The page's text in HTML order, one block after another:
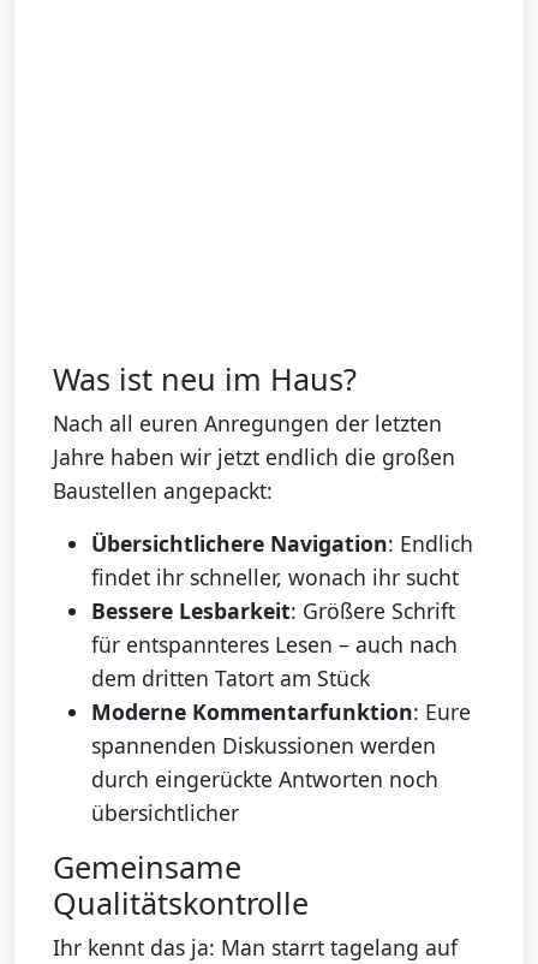
Was ist neu im Haus?
Nach all euren Anregungen der letzten
Jahre haben wir jetzt endlich die großen
Baustellen angepackt:
Übersichtlichere Navigation: Endlich
findet ihr schneller, wonach ihr sucht
Bessere Lesbarkeit: Größere Schrift
für entspannteres Lesen – auch nach
dem dritten Tatort am Stück
Moderne Kommentarfunktion: Eure
spannenden Diskussionen werden
durch eingerückte Antworten noch
übersichtlicher
Gemeinsame
Qualitätskontrolle
Ihr kennt das ja: Man starrt tagelang auf